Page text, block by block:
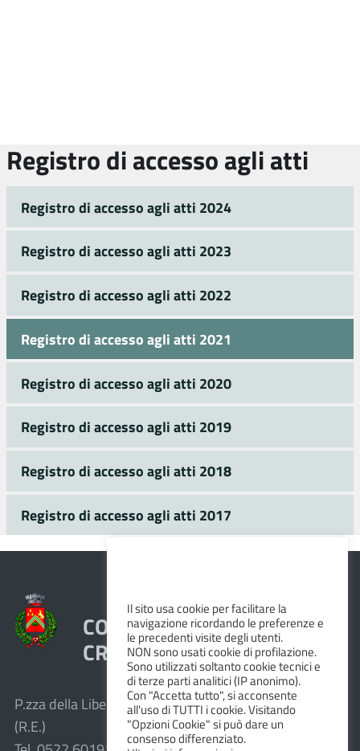
Registro di accesso agli atti
Registro di accesso agli atti 2024
Registro di accesso agli atti 2023
Registro di accesso agli atti 2022
Registro di accesso agli atti 2021
Registro di accesso agli atti 2020
Registro di accesso agli atti 2019
Registro di accesso agli atti 2018
Registro di accesso agli atti 2017
COMUNE DI VEZZANO SUL
CROSTOLO
P.zza della Libertà, 1 – 42030 Vezzano sul Crostolo
(R.E.)
Il sito usa cookie per facilitare la
navigazione ricordando le preferenze e
le precedenti visite degli utenti.
NON sono usati cookie di profilazione.
Sono utilizzati soltanto cookie tecnici e
di terze parti analitici (IP anonimo).
Con "Accetta tutto", si acconsente
all'uso di TUTTI i cookie. Visitando
"Opzioni Cookie" si può dare un
consenso differenziato.